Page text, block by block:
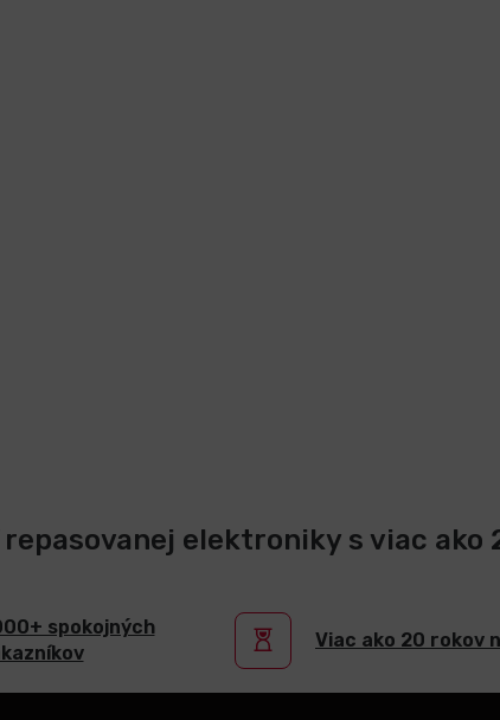
elektroniky s viac
spokojných
Viac ako 20 rokov